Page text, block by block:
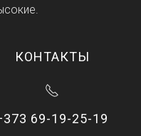
КОНТАКТЫ
69-19-25-19